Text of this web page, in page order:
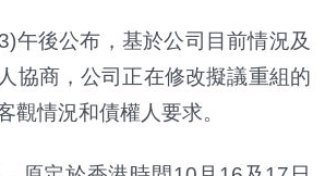
午後公布，基於公司目前情況及
協商，公司正在修改擬議重組的
觀情況和債權人要求。